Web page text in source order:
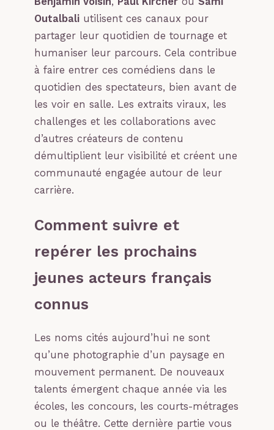
Outalbali utilisent ces canaux pour
partager leur quotidien de tournage et
humaniser leur parcours. Cela contribue
à faire entrer ces comédiens dans le
quotidien des spectateurs, bien avant de
les voir en salle. Les extraits viraux, les
challenges et les collaborations avec
d’autres créateurs de contenu
démultiplient leur visibilité et créent une
communauté engagée autour de leur
carrière.
Comment suivre et
repérer les prochains
jeunes acteurs français
connus
Les noms cités aujourd’hui ne sont
qu’une photographie d’un paysage en
mouvement permanent. De nouveaux
talents émergent chaque année via les
écoles, les concours, les courts-métrages
ou le théâtre. Cette dernière partie vous